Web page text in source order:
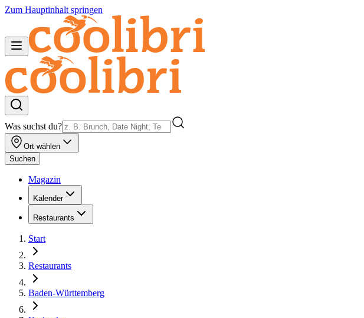
Zum Hauptinhalt springen
Was suchst du?
Ort wählen
Suchen
Magazin
Kalender
Restaurants
Start
Restaurants
Baden-Württemberg